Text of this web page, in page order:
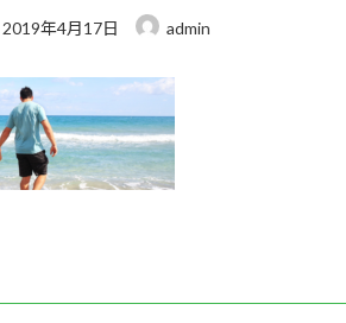
最
新
日
時
:
2019年4月17日 admin